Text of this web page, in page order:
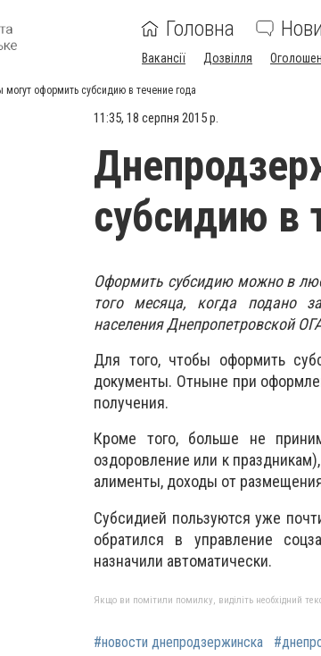
Головна
Вакансії Дозвілля
оформить субсидию в течение года
11:35, 18 серпня 2015 р.
субсидию в
Оформить субсидию можно в
того месяца, когда подано
населения Днепропетровской
Для того, чтобы оформить
документы. Отныне при
получения.
Кроме того, больше не
оздоровление или к
алименты, доходы от
Субсидией пользуются уже
обратился в управление
назначили автоматически.
Якщо ви помітили помилку, виділіть необхідний
#новости днепродзержинска